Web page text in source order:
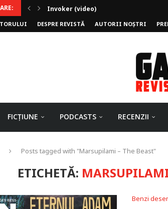
Invoker (video)
Alergarea de seară
Biblioteca lui Pavel
Rejuvenare
Falia
Arhivele Dincolo-Timpului
Axa lui Heron
Jumătatea goală
DESPRE REVISTĂ AUTORII NOȘTRI
FICȚIUNE PODCASTS RECENZII
Posts tagged with "Marsupilami – The Beast"
ETICHETĂ:
Benzi